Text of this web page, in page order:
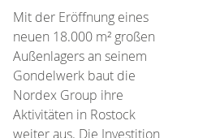
Mit der Eröffnung eines
neuen 18.000 m² großen
Außenlagers an seinem
Gondelwerk baut die
Nordex Group ihre
Aktivitäten in Rostock
weiter aus. Die Investition